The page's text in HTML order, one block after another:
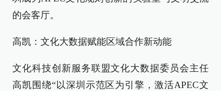
的会客厅。
高凯：文化大数据赋能区域合作新动能
文化科技创新服务联盟文化大数据委员会主任
高凯围绕“以深圳示范区为引擎，激活APEC文